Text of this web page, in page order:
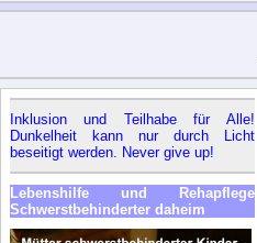
Inklusion und Teilhabe für Alle!
Dunkelheit kann nur durch Licht
beseitigt werden. Never give up!
Lebenshilfe und Rehapflege
Schwerstbehinderter daheim